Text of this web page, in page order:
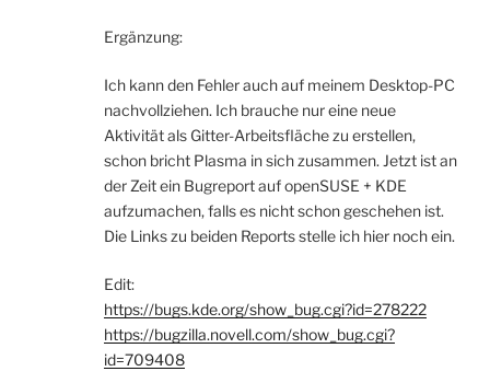
Ergänzung:
Ich kann den Fehler auch auf meinem Desktop-PC
nachvollziehen. Ich brauche nur eine neue
Aktivität als Gitter-Arbeitsfläche zu erstellen,
schon bricht Plasma in sich zusammen. Jetzt ist an
der Zeit ein Bugreport auf openSUSE + KDE
aufzumachen, falls es nicht schon geschehen ist.
Die Links zu beiden Reports stelle ich hier noch ein.
Edit:
https://bugs.kde.org/show_bug.cgi?id=278222
https://bugzilla.novell.com/show_bug.cgi?
id=709408